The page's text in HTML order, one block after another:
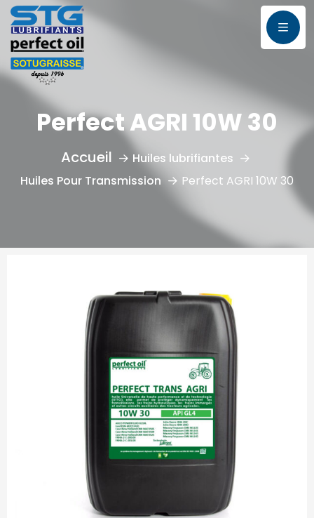
Perfect AGRI 10W 30
Huiles lubrifiantes
Huiles Pour Transmission
Perfect AGRI 10W 30